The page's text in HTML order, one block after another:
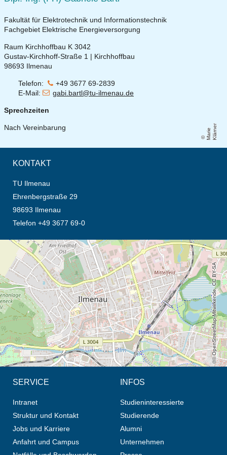
Fakultät für Elektrotechnik und Informationstechnik
Fachgebiet Elektrische Energieversorgung
Raum Kirchhoffbau K 3042
Gustav-Kirchhoff-Straße 1 | Kirchhoffbau
98693 Ilmenau
Telefon:
+49 3677 69-2839
E-Mail:
gabi.bartl@tu-ilmenau.de
Sprechzeiten
Nach Vereinbarung M
a
ri
e
Kl
ä
r
n
e r
KONTAKT
TU Ilmenau
Ehrenbergstraße 29
98693 Ilmenau
Telefon +49 3677 69-0
Öffnet die Anfahrtsbeschreibung in neuem Tab (Karte)
© OpenStreetMap-Mitwirkende, CC BY-SA
SERVICE
Intranet
Struktur und Kontakt
Jobs und Karriere
Anfahrt und Campus
INFOS
Studieninteressierte
Studierende
Alumni
Unternehmen